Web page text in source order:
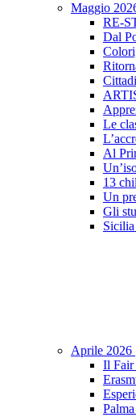
Maggio
RE-
Dal
Le
Al
13
Un
Gli
Aprile 2026
Il Fair